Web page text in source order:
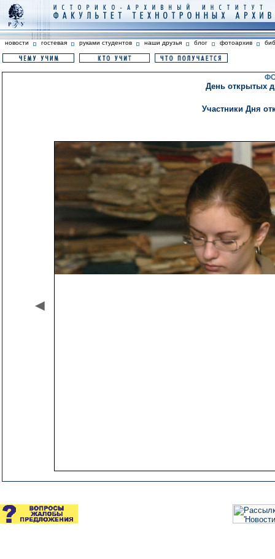
новости гостевая руками студентов наши друзья блог фотоархив
День открытых
Участники Дня